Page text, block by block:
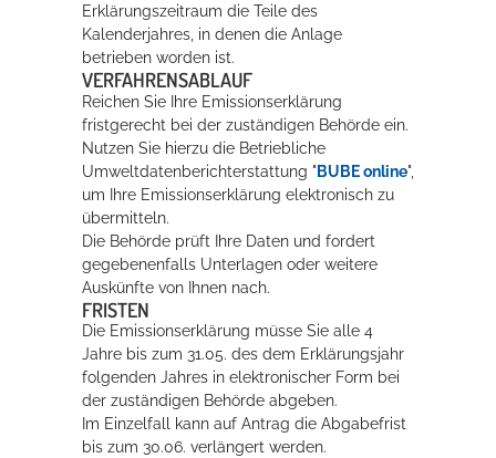
Erklärungszeitraum die Teile des
Kalenderjahres, in denen die Anlage
betrieben worden ist.
VERFAHRENSABLAUF
Reichen Sie Ihre Emissionserklärung
fristgerecht bei der zuständigen Behörde ein.
Nutzen Sie hierzu die Betriebliche
Umweltdatenberichterstattung "BUBE online",
um Ihre Emissionserklärung elektronisch zu
übermitteln.
Die Behörde prüft Ihre Daten und fordert
gegebenenfalls Unterlagen oder weitere
Auskünfte von Ihnen nach.
FRISTEN
Die Emissionserklärung müsse Sie alle 4
Jahre bis zum 31.05. des dem Erklärungsjahr
folgenden Jahres in elektronischer Form bei
der zuständigen Behörde abgeben.
Im Einzelfall kann auf Antrag die Abgabefrist
bis zum 30.06. verlängert werden.